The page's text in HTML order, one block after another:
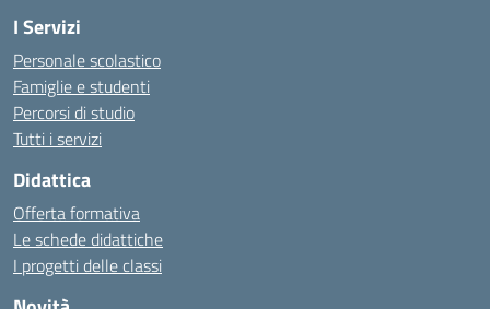
I Servizi
Personale scolastico
Famiglie e studenti
Percorsi di studio
Tutti i servizi
Didattica
Offerta formativa
Le schede didattiche
I progetti delle classi